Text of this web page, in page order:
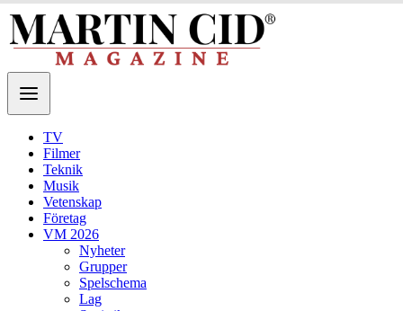
TV
Filmer
Teknik
Musik
Vetenskap
Företag
VM 2026
Nyheter
Grupper
Spelschema
Lag